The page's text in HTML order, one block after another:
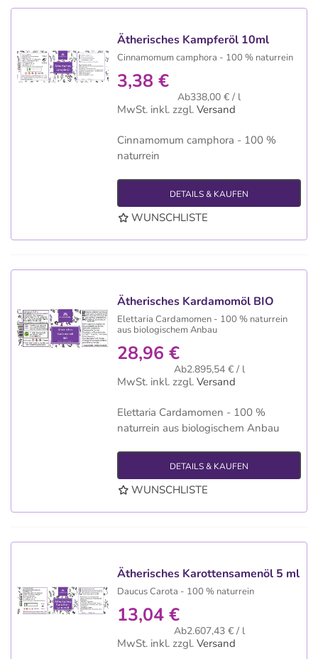
Ätherisches Kampferöl 10ml
Cinnamomum camphora - 100 % naturrein
3,38 €
Ab338,00 € / l
MwSt. inkl. zzgl. Versand
Cinnamomum camphora - 100 %
naturrein
DETAILS & KAUFEN
WUNSCHLISTE
Ätherisches Kardamomöl BIO
Elettaria Cardamomen - 100 % naturrein
aus biologischem Anbau
28,96 €
Ab2.895,54 € / l
MwSt. inkl. zzgl. Versand
Elettaria Cardamomen - 100 %
naturrein aus biologischem Anbau
DETAILS & KAUFEN
WUNSCHLISTE
Ätherisches Karottensamenöl 5 ml
Daucus Carota - 100 % naturrein
13,04 €
Ab2.607,43 € / l
MwSt. inkl. zzgl. Versand